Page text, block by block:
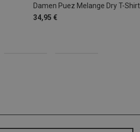
Damen Puez Melange Dry T-Shirt
34,95 €